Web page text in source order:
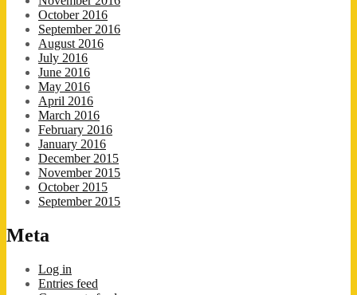
October 2016
September 2016
August 2016
July 2016
June 2016
May 2016
April 2016
March 2016
February 2016
January 2016
December 2015
November 2015
October 2015
September 2015
Meta
Log in
Entries feed